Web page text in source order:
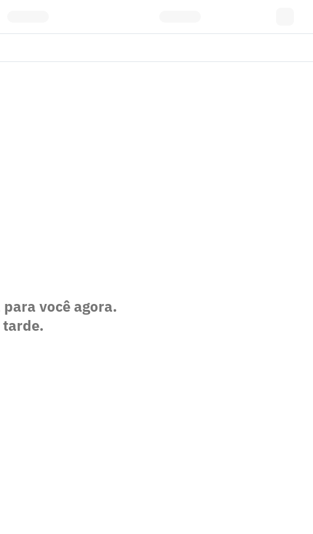
você agora.
tarde.